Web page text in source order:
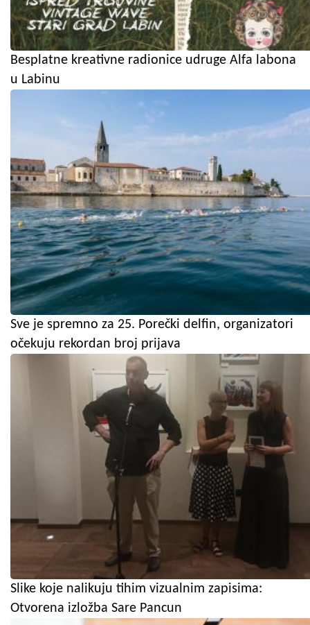
Besplatne kreativne radionice udruge Alfa labona
u Labinu
Sve je spremno za 25. Porečki delfin, organizatori
očekuju rekordan broj prijava
Slike koje nalikuju tihim vizualnim zapisima:
Otvorena izložba Sare Pancun